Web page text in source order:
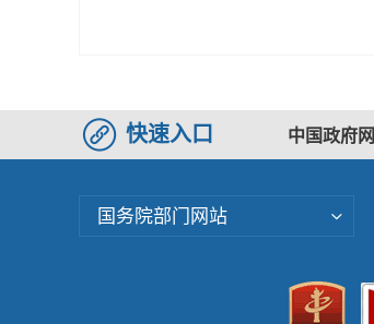
快速入口 中国政府网
国务院部门网站